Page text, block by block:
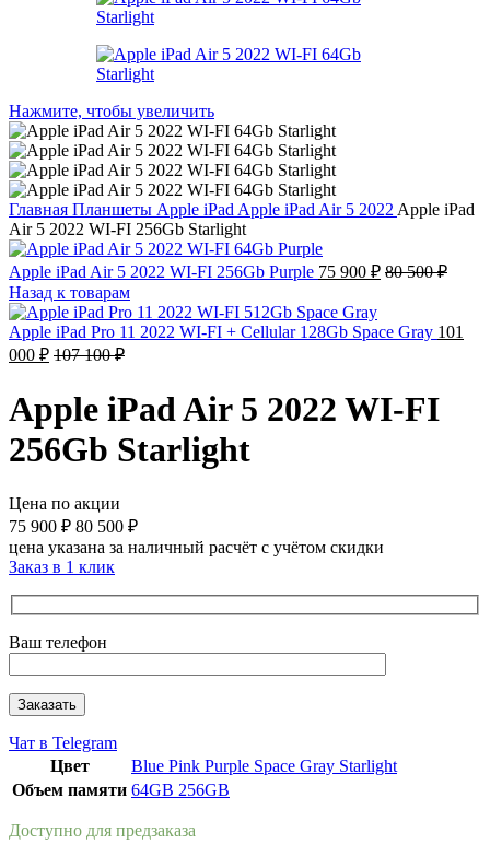
Нажмите, чтобы увеличить
Главная Планшеты Apple iPad Apple iPad Air 5 2022 Apple iPad
Air 5 2022 WI-FI 256Gb Starlight
Apple iPad Air 5 2022 WI-FI 256Gb Purple 75 900 ₽ 80 500₽
Назад к товарам
Apple iPad Pro 11 2022 WI-FI + Cellular 128Gb Space Gray 101
000 ₽ 107 100₽
Apple iPad Air 5 2022 WI-FI
256Gb Starlight
Цена по акции
75 900 ₽ 80 500 ₽
цена указана за наличный расчёт с учётом скидки
Заказ в 1 клик
Ваш телефон
Чат в Telegram
Цвет
Blue Pink Purple Space Gray Starlight
Объем памяти 64GB 256GB
Доступно для предзаказа